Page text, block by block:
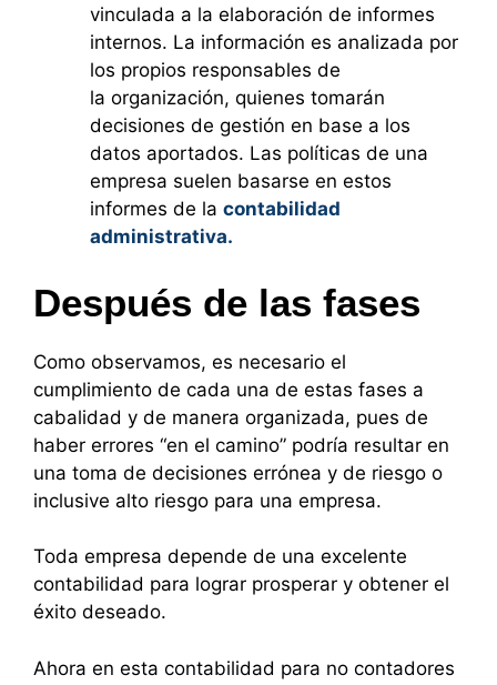
vinculada a la elaboración de informes
internos. La información es analizada por
los propios responsables de
la organización, quienes tomarán
decisiones de gestión en base a los
datos aportados. Las políticas de una
empresa suelen basarse en estos
informes de la contabilidad
administrativa.
Después de las fases
Como observamos, es necesario el
cumplimiento de cada una de estas fases a
cabalidad y de manera organizada, pues de
haber errores “en el camino” podría resultar en
una toma de decisiones errónea y de riesgo o
inclusive alto riesgo para una empresa.
Toda empresa depende de una excelente
contabilidad para lograr prosperar y obtener el
éxito deseado.
Ahora en esta contabilidad para no contadores